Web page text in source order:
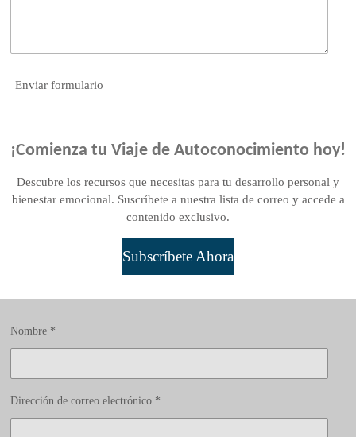
Enviar formulario
¡Comienza tu Viaje de Autoconocimiento hoy!
Descubre los recursos que necesitas para tu desarrollo personal y
bienestar emocional. Suscríbete a nuestra lista de correo y accede a
contenido exclusivo.
Subscríbete Ahora
Nombre *
Dirección de correo electrónico *